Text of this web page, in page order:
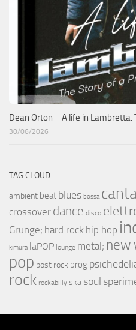
Dean Orton – A life in
30/06/2026
TAG CLOUD
ambient beat blues bossa
crossover dance disco
Grunge; hard rock hip hop
kimura laPOP lounge metal; new
pop post rock prog
rock rockabilly ska soul